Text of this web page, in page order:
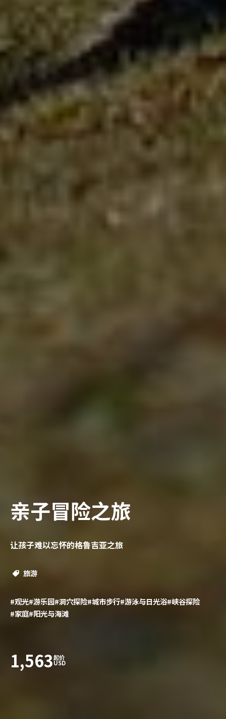
亲子冒险之旅
让孩子难以忘怀的格鲁吉亚之旅
旅游
#观光#游乐园#洞穴探险#城市步行#游泳与日光浴#峡谷探险
#家庭#阳光与海滩
1,563起价
USD